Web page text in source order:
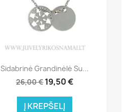
Greita peržiūra
Sidabrinė Grandinėlė Su...
26,00 €19,50 €
Į KREPŠELĮ